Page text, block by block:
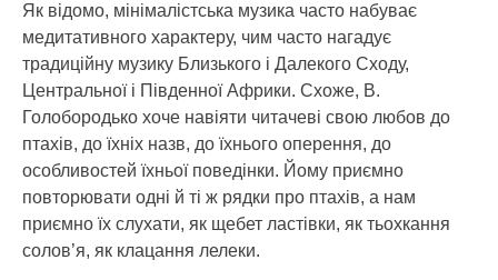
Як відомо, мінімалістська музика часто набуває
медитативного характеру, чим часто нагадує
традиційну музику Близького і Далекого Сходу,
Центральної і Південної Африки. Схоже, В.
Голобородько хоче навіяти читачеві свою любов до
птахів, до їхніх назв, до їхнього оперення, до
особливостей їхньої поведінки. Йому приємно
повторювати одні й ті ж рядки про птахів, а нам
приємно їх слухати, як щебет ластівки, як тьохкання
солов’я, як клацання лелеки.